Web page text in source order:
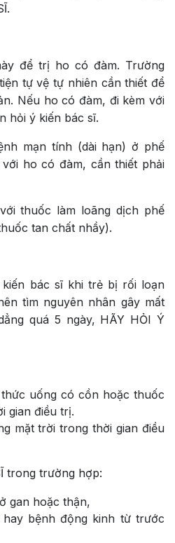
để trị ho có đàm. Trường
tự vệ tự nhiên cần thiết để
Nếu ho có đàm, đi kèm với
hỏi ý kiến bác sĩ.
mạn tính (dài hạn) ở phế
ho có đàm, cần thiết phải
thuốc làm loãng dịch phế
tan chất nhầy).
bác sĩ khi trẻ bị rối loạn
tìm nguyên nhân gây mất
quá 5 ngày, HÃY HỎI Ý
uống có cồn hoặc thuốc
gian điều trị.
mặt trời trong thời gian điều
trong trường hợp:
gan hoặc thận,
bệnh động kinh từ trước